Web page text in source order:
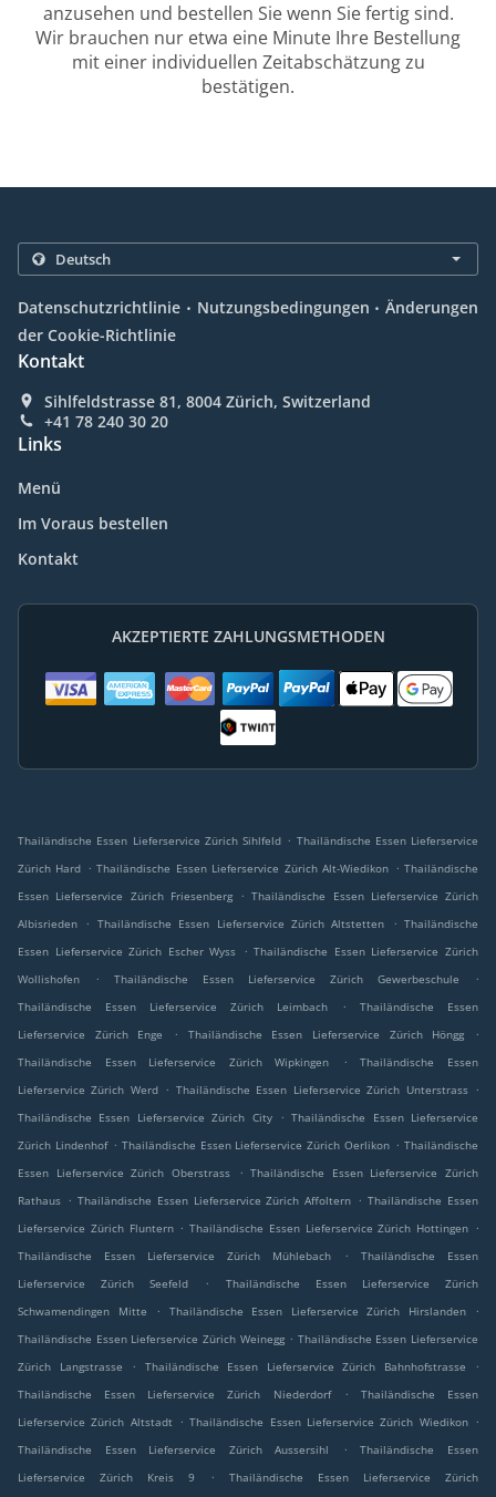
anzusehen und bestellen Sie wenn Sie fertig sind.
Wir brauchen nur etwa eine Minute Ihre Bestellung
mit einer individuellen Zeitabschätzung zu
bestätigen.
Datenschutzrichtlinie . Nutzungsbedingungen . Änderungen
der Cookie-Richtlinie
Kontakt
Sihlfeldstrasse 81, 8004 Zürich, Switzerland
+41 78 240 30 20
Links
Menü
Im Voraus bestellen
Kontakt
AKZEPTIERTE ZAHLUNGSMETHODEN
Thailändische Essen Lieferservice Zürich Sihlfeld . Thailändische Essen Lieferservice
Zürich Hard . Thailändische Essen Lieferservice Zürich Alt-Wiedikon . Thailändische
Essen Lieferservice Zürich Friesenberg
. Thailändische Essen Lieferservice Zürich
Albisrieden
. Thailändische Essen Lieferservice Zürich Altstetten . Thailändische
Essen Lieferservice Zürich Escher Wyss
. Thailändische Essen Lieferservice Zürich
Wollishofen
. Thailändische Essen Lieferservice Zürich Gewerbeschule
.
Thailändische Essen Lieferservice Zürich Leimbach
.
Thailändische Essen
Lieferservice Zürich Enge
. Thailändische Essen Lieferservice Zürich Höngg
.
Thailändische Essen Lieferservice Zürich Wipkingen
.
Thailändische Essen
Lieferservice Zürich Werd . Thailändische Essen Lieferservice Zürich Unterstrass
.
Thailändische Essen Lieferservice Zürich City
. Thailändische Essen Lieferservice
Zürich Lindenhof . Thailändische Essen Lieferservice Zürich Oerlikon . Thailändische
Essen Lieferservice Zürich Oberstrass
. Thailändische Essen Lieferservice Zürich
Rathaus . Thailändische Essen Lieferservice Zürich Affoltern . Thailändische Essen
Lieferservice Zürich Fluntern . Thailändische Essen Lieferservice Zürich Hottingen .
Thailändische Essen Lieferservice Zürich Mühlebach
.
Thailändische Essen
Lieferservice Zürich Seefeld
.
Thailändische Essen Lieferservice Zürich
Schwamendingen Mitte
. Thailändische Essen Lieferservice Zürich Hirslanden
.
Thailändische Essen Lieferservice Zürich Weinegg . Thailändische Essen Lieferservice
Zürich Langstrasse
. Thailändische Essen Lieferservice Zürich Bahnhofstrasse
.
Thailändische Essen Lieferservice Zürich Niederdorf
.
Thailändische Essen
Lieferservice Zürich Altstadt . Thailändische Essen Lieferservice Zürich Wiedikon .
Thailändische Essen Lieferservice Zürich Aussersihl
.
Thailändische Essen
Lieferservice Zürich Kreis 9
.
Thailändische Essen Lieferservice Zürich